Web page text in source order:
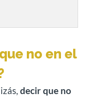
no en el
decir que no